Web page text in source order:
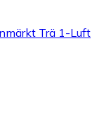
Trä 1-Luft